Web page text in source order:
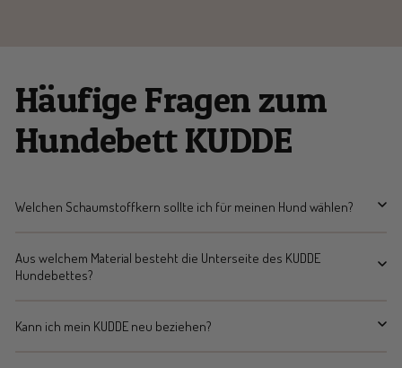
Häufige Fragen zum
Hundebett KUDDE
Welchen Schaumstoffkern sollte ich für meinen Hund wählen?
Aus welchem Material besteht die Unterseite des KUDDE
Hundebettes?
Kann ich mein KUDDE neu beziehen?